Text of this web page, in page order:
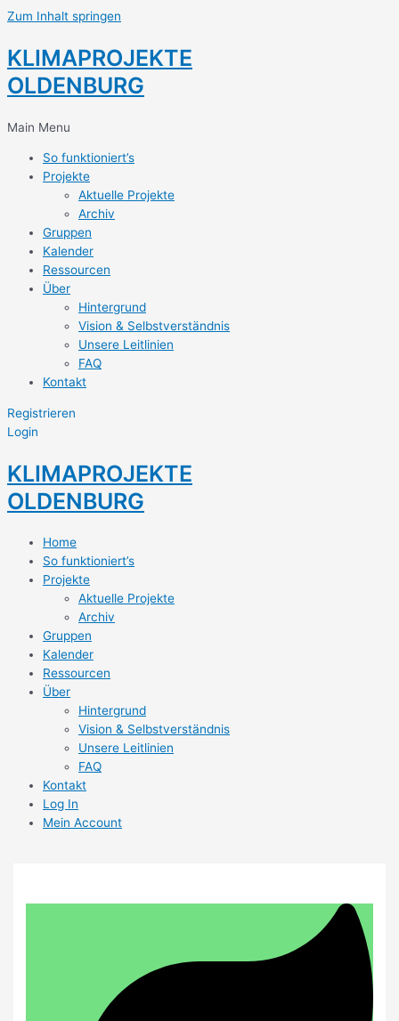
Zum Inhalt springen
KLIMAPROJEKTE
OLDENBURG
Main Menu
So funktioniert’s
Projekte
Aktuelle Projekte
Archiv
Gruppen
Kalender
Ressourcen
Über
Hintergrund
Vision & Selbstverständnis
Unsere Leitlinien
FAQ
Kontakt
Registrieren
Login
KLIMAPROJEKTE
OLDENBURG
Home
So funktioniert’s
Projekte
Aktuelle Projekte
Archiv
Gruppen
Kalender
Ressourcen
Über
Hintergrund
Vision & Selbstverständnis
Unsere Leitlinien
FAQ
Kontakt
Log In
Mein Account